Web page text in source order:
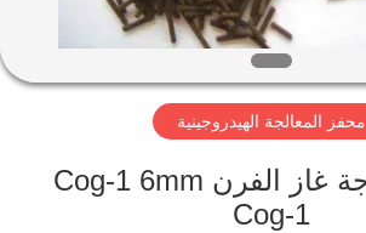
محفز المعالجة الهيدروجينية
محفز هدرجة غاز الفرن Cog-1 6mm
Cog-1